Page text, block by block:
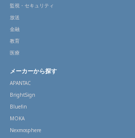
監視・セキュリティ
放送
金融
教育
医療
メーカーから探す
APANTAC
BrightSign
Bluefin
MOKA
Nexmosphere